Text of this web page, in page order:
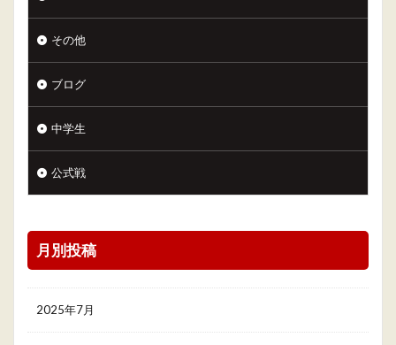
その他
ブログ
中学生
公式戦
月別投稿
2025年7月